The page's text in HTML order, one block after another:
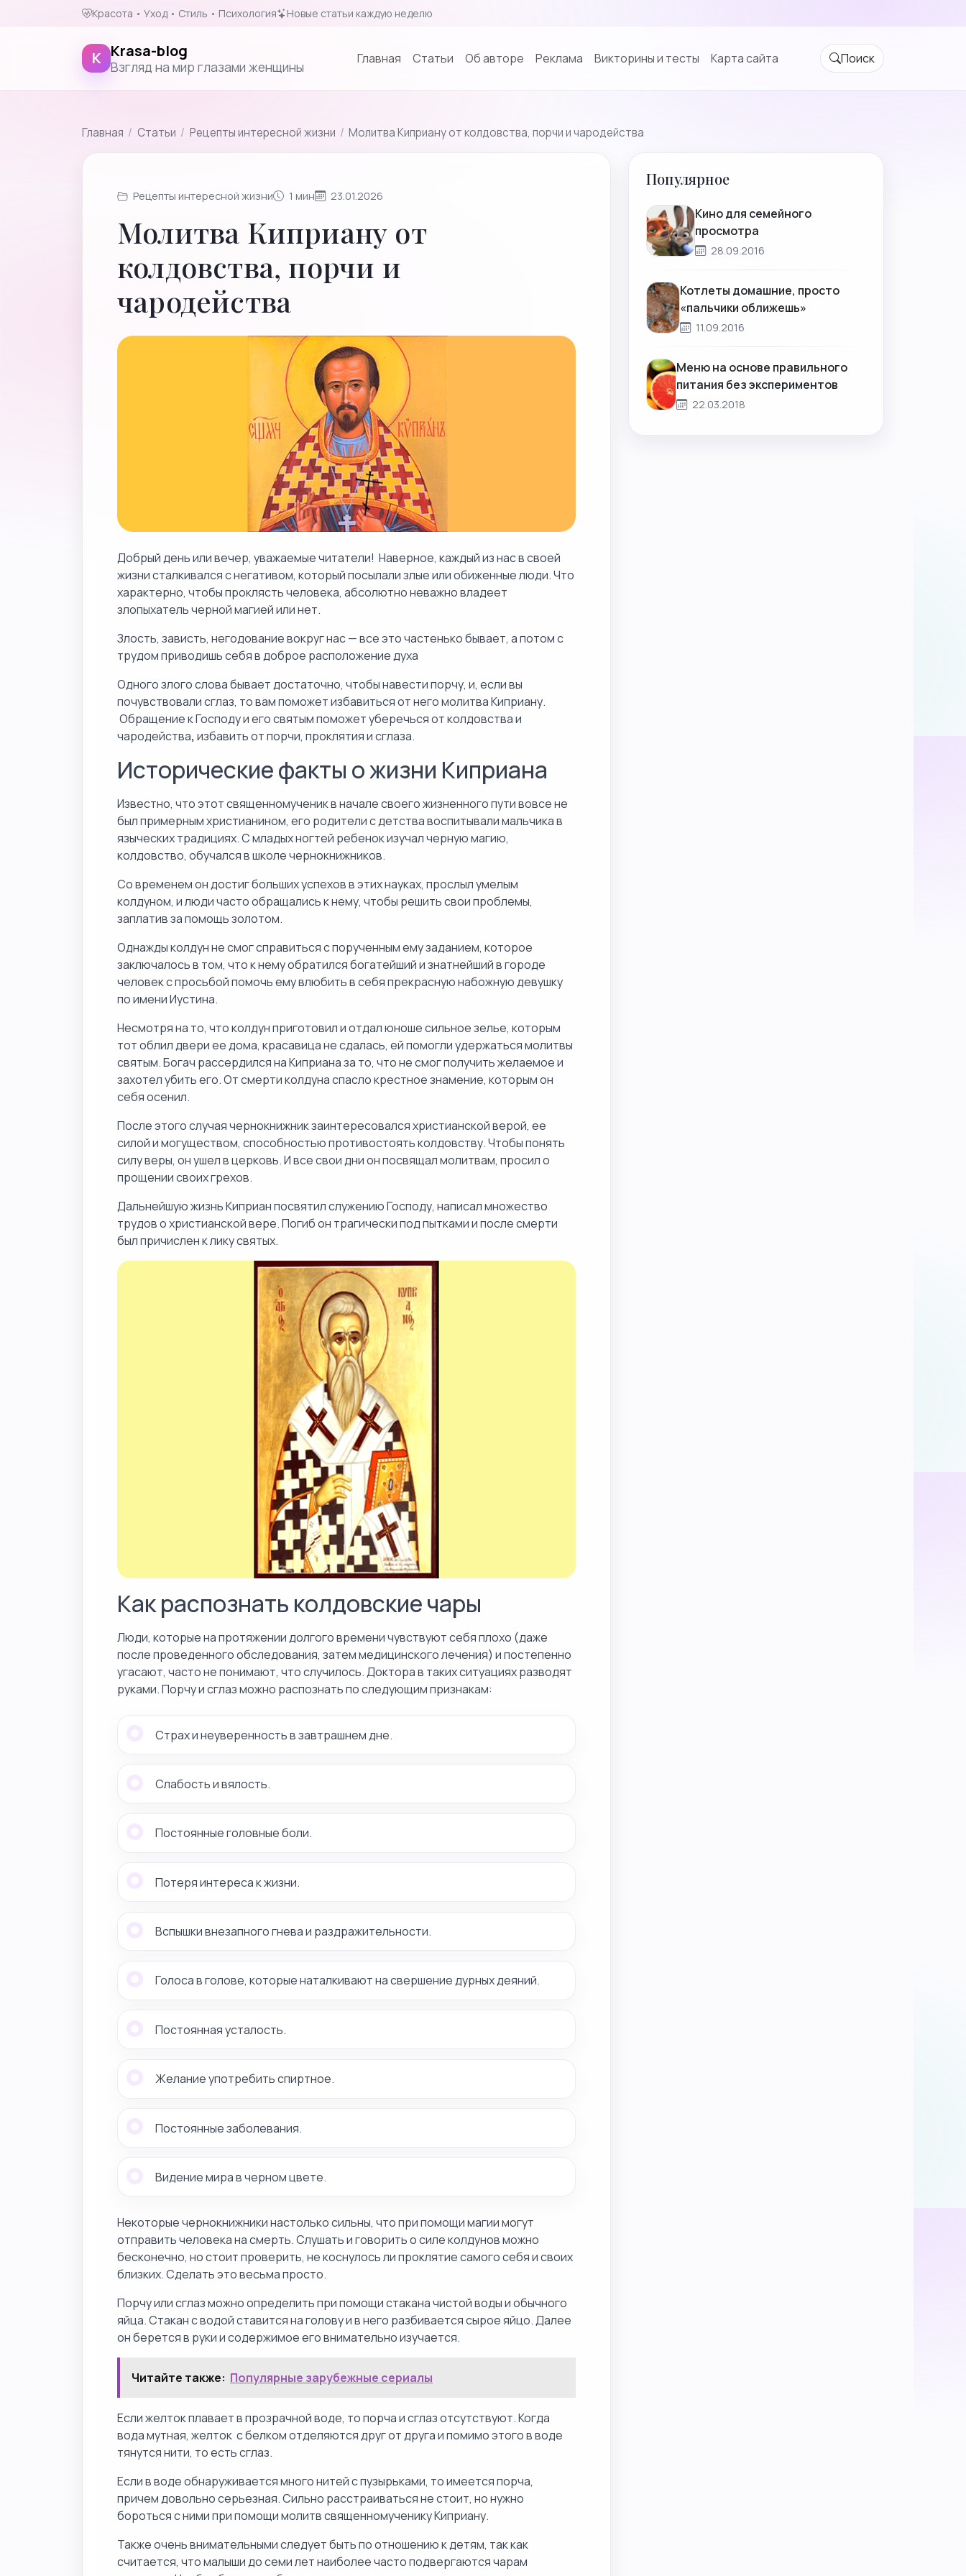
Красота • Уход • Стиль • Психология Новые статьи каждую неделю
K Krasa-blog
Взгляд на мир глазами женщины Главная Cтатьи Об авторе Реклама Викторины и тесты Карта сайта Поиск
Главная / Cтатьи / Рецепты интересной жизни / Молитва Киприану от колдовства, порчи и чародейства
Рецепты интересной жизни 1 мин 23.01.2026
Молитва Киприану от
колдовства, порчи и
чародейства
Добрый день или вечер, уважаемые читатели! Наверное, каждый из нас в своей
жизни сталкивался с негативом, который посылали злые или обиженные люди. Что
характерно, чтобы проклясть человека, абсолютно неважно владеет
злопыхатель черной магией или нет.
Злость, зависть, негодование вокруг нас — все это частенько бывает, а потом с
трудом приводишь себя в доброе расположение духа
Одного злого слова бывает достаточно, чтобы навести порчу, и, если вы
почувствовали сглаз, то вам поможет избавиться от него молитва Киприану.
Обращение к Господу и его святым поможет уберечься от колдовства и
чародейства, избавить от порчи, проклятия и сглаза.
Исторические факты о жизни Киприана
Известно, что этот священномученик в начале своего жизненного пути вовсе не
был примерным христианином, его родители с детства воспитывали мальчика в
языческих традициях. С младых ногтей ребенок изучал черную магию,
колдовство, обучался в школе чернокнижников.
Со временем он достиг больших успехов в этих науках, прослыл умелым
колдуном, и люди часто обращались к нему, чтобы решить свои проблемы,
заплатив за помощь золотом.
Однажды колдун не смог справиться с порученным ему заданием, которое
заключалось в том, что к нему обратился богатейший и знатнейший в городе
человек с просьбой помочь ему влюбить в себя прекрасную набожную девушку
по имени Иустина.
Несмотря на то, что колдун приготовил и отдал юноше сильное зелье, которым
тот облил двери ее дома, красавица не сдалась, ей помогли удержаться молитвы
святым. Богач рассердился на Киприана за то, что не смог получить желаемое и
захотел убить его. От смерти колдуна спасло крестное знамение, которым он
себя осенил.
После этого случая чернокнижник заинтересовался христианской верой, ее
силой и могуществом, способностью противостоять колдовству. Чтобы понять
силу веры, он ушел в церковь. И все свои дни он посвящал молитвам, просил о
прощении своих грехов.
Дальнейшую жизнь Киприан посвятил служению Господу, написал множество
трудов о христианской вере. Погиб он трагически под пытками и после смерти
был причислен к лику святых.
Как распознать колдовские чары
Люди, которые на протяжении долгого времени чувствуют себя плохо (даже
после проведенного обследования, затем медицинского лечения) и постепенно
угасают, часто не понимают, что случилось. Доктора в таких ситуациях разводят
руками. Порчу и сглаз можно распознать по следующим признакам:
Страх и неуверенность в завтрашнем дне.
Слабость и вялость.
Постоянные головные боли.
Потеря интереса к жизни.
Вспышки внезапного гнева и раздражительности.
Голоса в голове, которые наталкивают на свершение дурных деяний.
Постоянная усталость.
Желание употребить спиртное.
Постоянные заболевания.
Видение мира в черном цвете.
Некоторые чернокнижники настолько сильны, что при помощи магии могут
отправить человека на смерть. Слушать и говорить о силе колдунов можно
бесконечно, но стоит проверить, не коснулось ли проклятие самого себя и своих
близких. Сделать это весьма просто.
Порчу или сглаз можно определить при помощи стакана чистой воды и обычного
яйца. Стакан с водой ставится на голову и в него разбивается сырое яйцо. Далее
он берется в руки и содержимое его внимательно изучается.
Читайте также: Популярные зарубежные сериалы
Если желток плавает в прозрачной воде, то порча и сглаз отсутствуют. Когда
вода мутная, желток с белком отделяются друг от друга и помимо этого в воде
тянутся нити, то есть сглаз.
Если в воде обнаруживается много нитей с пузырьками, то имеется порча,
причем довольно серьезная. Сильно расстраиваться не стоит, но нужно
бороться с ними при помощи молитв священномученику Киприану.
Также очень внимательными следует быть по отношению к детям, так как
считается, что малыши до семи лет наиболее часто подвергаются чарам
Популярное
Кино для семейного
просмотра
28.09.2016
Котлеты домашние, просто
«пальчики оближешь»
11.09.2016
Меню на основе правильного
питания без экспериментов
22.03.2018